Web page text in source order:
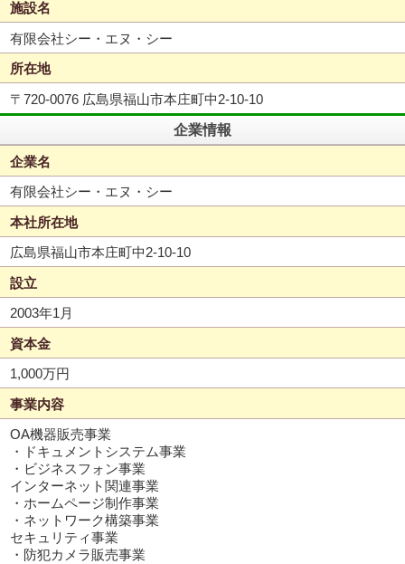
施設名
有限会社シー・エヌ・シー
所在地
〒720-0076 広島県福山市本庄町中2-10-10
企業情報
企業名
有限会社シー・エヌ・シー
本社所在地
広島県福山市本庄町中2-10-10
設立
2003年1月
資本金
1,000万円
事業内容
OA機器販売事業
・ドキュメントシステム事業
・ビジネスフォン事業
インターネット関連事業
・ホームページ制作事業
・ネットワーク構築事業
セキュリティ事業
・防犯カメラ販売事業